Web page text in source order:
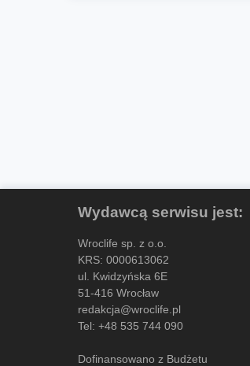
Wydawcą serwisu jest:
Wroclife sp. z o.o.
KRS: 0000613062
ul. Kwidzyńska 6E
51-416 Wrocław
redakcja@wroclife.pl
Tel: +48 535 744 090
Dofinansowano z Budżetu